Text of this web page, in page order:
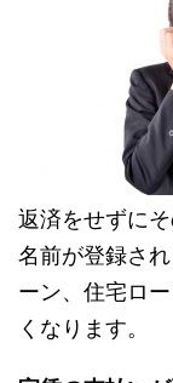
返済をせずに
名前が登録さ
ーン、住宅ロ
くなります。